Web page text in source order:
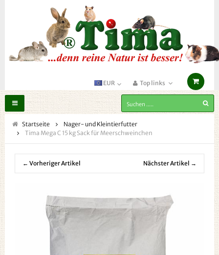
Top links
EUR
Toggle
navigation
Startseite
Nager- und Kleintierfutter
Tima Mega C 15 kg Sack für Meerschweinchen
← Vorheriger Artikel Nächster Artikel →